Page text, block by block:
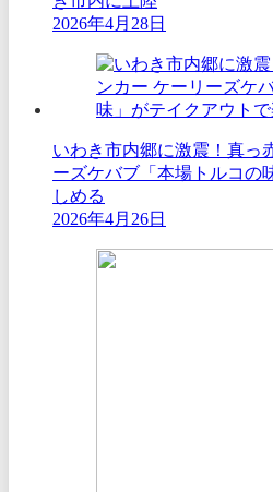
2026年4月28日
いわき市内郷に激震！真っ
ーズケバブ「本場トルコの
しめる
2026年4月26日